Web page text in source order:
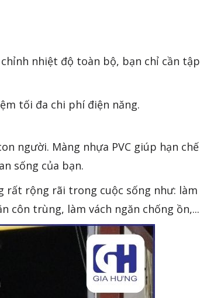
nhiệt độ toàn bộ, bạn chỉ cần
tối đa chi phí điện năng.
người. Màng nhựa PVC giúp hạn
sống của bạn.
rất rộng rãi trong cuộc sống như:
côn trùng, làm vách ngăn chống ồn,...